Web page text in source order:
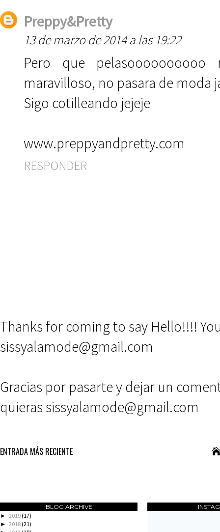
Preppy&Pretty
13 de marzo de 2014 a las 19:22
Pero que
maravilloso, no pasara de moda
Sigo cotilleando jejeje
www.preppyandpretty.com
RESPONDER
Thanks for coming to say Hello!!!!
sissyalamode@gmail.com
Gracias por pasarte y dejar un
quieras sissyalamode@gmail.com
ENTRADA MÁS RECIENTE
BLOG ARCHIVE
► 2019 (17)
► 2018 (21)